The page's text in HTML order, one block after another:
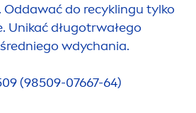
Oddawać do recyklingu tylko
Unikać długotrwałego
wdychania.
(98509-07667-64)